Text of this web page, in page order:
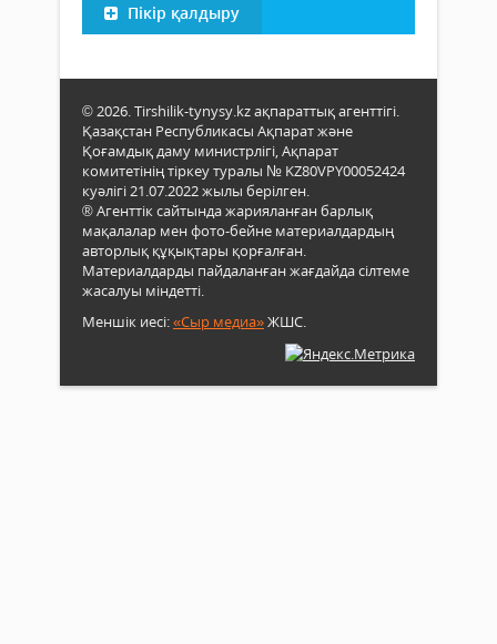
Пікір қалдыру
© 2026. Tirshilik-tynysy.kz ақпараттық агенттігі.
Қазақстан Республикасы Ақпарат және
Қоғамдық даму министрлігі, Ақпарат
комитетінің тіркеу туралы № KZ80VPY00052424
куәлігі 21.07.2022 жылы берілген.
® Агенттік сайтында жарияланған барлық
мақалалар мен фото-бейне материалдардың
авторлық құқықтары қорғалған.
Материалдарды пайдаланған жағдайда сілтеме
жасалуы міндетті.
Меншік иесі:«Сыр медиа»ЖШС.